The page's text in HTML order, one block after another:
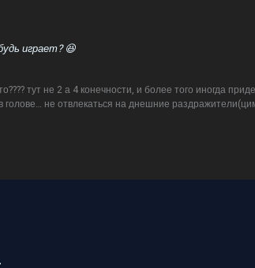
играет? 😆
тут не 2 а 4 конечности, и более того иногда
не отвлекаться на днешние